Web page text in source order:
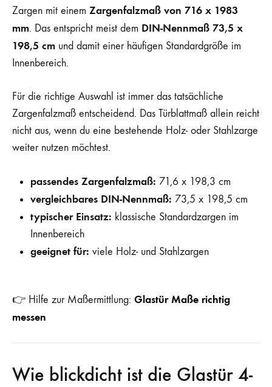
Zargen mit einem Zargenfalzmaß von 716 x 1983
mm. Das entspricht meist dem DIN-Nennmaß 73,5 x
198,5 cm und damit einer häufigen Standardgröße im
Innenbereich.
Für die richtige Auswahl ist immer das tatsächliche
Zargenfalzmaß entscheidend. Das Türblattmaß allein reicht
nicht aus, wenn du eine bestehende Holz- oder Stahlzarge
weiter nutzen möchtest.
passendes Zargenfalzmaß: 71,6 x 198,3 cm
vergleichbares DIN-Nennmaß: 73,5 x 198,5 cm
typischer Einsatz: klassische Standardzargen im
Innenbereich
geeignet für: viele Holz- und Stahlzargen
👉 Hilfe zur Maßermittlung: Glastür Maße richtig
messen
Wie blickdicht ist die Glastür 4-